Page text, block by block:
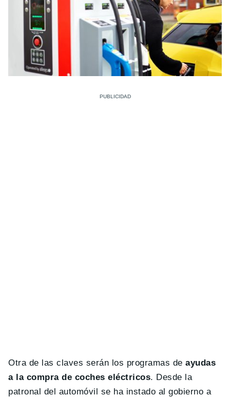
Otra de las claves serán los programas deayudas
a la compra de coches eléctricos. Desde la
patronal del automóvil se ha instado al gobierno a